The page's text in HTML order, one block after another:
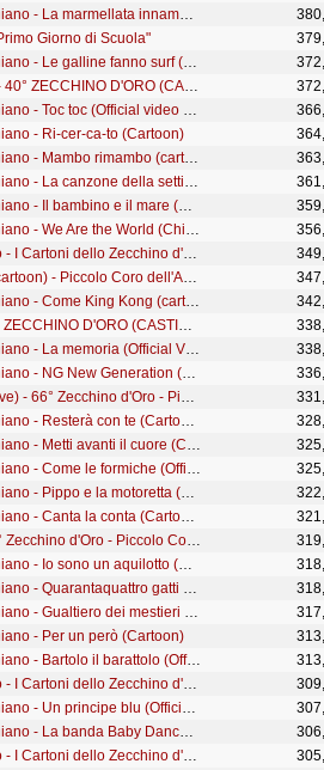
Piccolo Coro dell'Antoniano - La marmellata innamorata (Cartoon)
Giorno di Scuola"
Piccolo Coro dell'Antoniano - Le galline fanno surf (Official video - 68° Zecchino d'Oro)
IL KATALICAMMELLO - 40° ZECCHINO D'ORO (CASTING TOUR VERSION)
Piccolo Coro dell'Antoniano - Toc toc (Official video - 68° Zecchino d'Oro)
- Ri-cer-ca-to (Cartoon)
Piccolo Coro dell'Antoniano - Mambo rimambo (cartoon) - 65° Zecchino d'oro
Piccolo Coro dell'Antoniano - La canzone della settimana (cartoon) - 65° Zecchino d'oro
Piccolo Coro dell'Antoniano - Il bambino e il mare (Cartoon) - 63° Zecchino d'Oro
Piccolo Coro dell'Antoniano - We Are the World (Chinese Lunar Year 2022)
Piccolo Coro Antoniano - I Cartoni dello Zecchino d'Oro - Volume 6
Ninna nanna di pace (cartoon) - Piccolo Coro dell'Antoniano
Piccolo Coro dell'Antoniano - Come King Kong (cartoon) - 65° Zecchino d'oro
COCCO E DRILLI - 16° ZECCHINO D'ORO (CASTING TOUR 2020 VERSION)
Piccolo Coro dell'Antoniano - La memoria (Official Video)
Piccolo Coro dell'Antoniano - NG New Generation (Cartoon)
La frutta e la verdura (live) - 66° Zecchino d'Oro - Piccolo Coro dell'Antoniano
Piccolo Coro dell'Antoniano - Resterà con te (Cartoon)
Piccolo Coro dell'Antoniano - Metti avanti il cuore (Cartoon)
Piccolo Coro dell'Antoniano - Come le formiche (Official Video) - 63° Zecchino d'Oro
Piccolo Coro dell'Antoniano - Pippo e la motoretta (Official Video) - 63° Zecchino d'Oro
Piccolo Coro dell'Antoniano - Canta la conta (Cartoon - 68° Zecchino d'Oro)
Ciao Europa (live) - 66° Zecchino d'Oro - Piccolo Coro dell'Antoniano
Piccolo Coro dell'Antoniano - Io sono un aquilotto (Cartoon)
Piccolo Coro dell'Antoniano - Quarantaquattro gatti (Official video)
Piccolo Coro dell'Antoniano - Gualtiero dei mestieri (Cartoon)
- Per un però (Cartoon)
Piccolo Coro dell'Antoniano - Bartolo il barattolo (Official Video)
Piccolo Coro Antoniano - I Cartoni dello Zecchino d'Oro - Volume 8
Piccolo Coro dell'Antoniano - Un principe blu (Official Video)
Piccolo Coro dell'Antoniano - La banda Baby Dance (Official Video)
Piccolo Coro Antoniano - I Cartoni dello Zecchino d'Oro - Volume 10